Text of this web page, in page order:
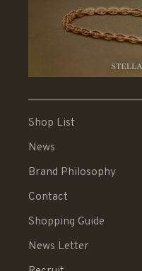
Shop List
News
Brand Philosophy
Contact
Shopping Guide
News Letter